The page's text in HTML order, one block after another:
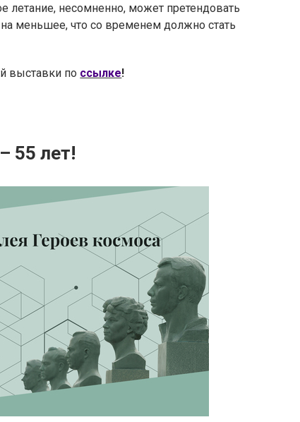
летание, несомненно, может претендовать
меньшее, что со временем должно стать
выставки по ссылке!
55 лет!